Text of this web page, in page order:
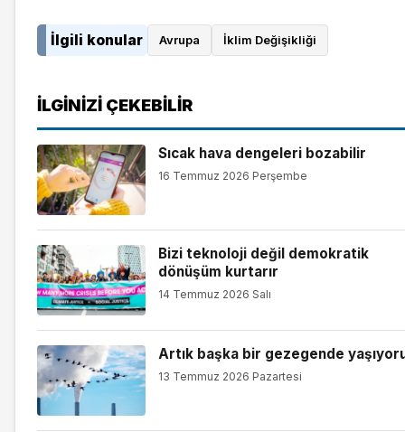
İlgili konular Avrupa İklim Değişikliği
İLGINIZI ÇEKEBILIR
Sıcak hava dengeleri bozabilir
16 Temmuz 2026 Perşembe
Bizi teknoloji değil demokratik
dönüşüm kurtarır
14 Temmuz 2026 Salı
Artık başka bir gezegende
13 Temmuz 2026 Pazartesi